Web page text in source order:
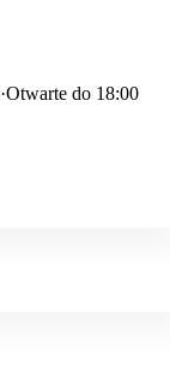
·Otwarte do 18:00